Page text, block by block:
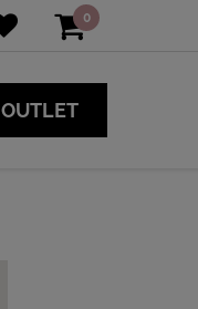
0
OUTLET